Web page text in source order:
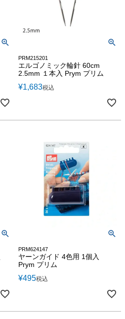
PRM215201
エルゴノミック輪針 60cm
2.5mm １本入 Prym プリム
¥1,683税込
PRM624147
ヤーンガイド 4色用 1個入
Prym プリム
¥495税込